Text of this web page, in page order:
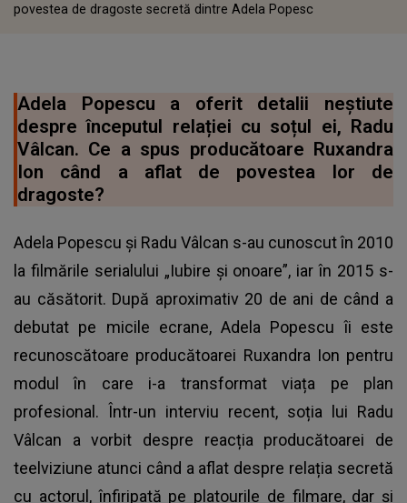
povestea de dragoste secretă dintre Adela Popesc
Adela Popescu a oferit detalii neștiute
despre începutul relației cu soțul ei, Radu
Vâlcan. Ce a spus producătoare Ruxandra
Ion când a aflat de povestea lor de
dragoste?
Adela Popescu și Radu Vâlcan s-au cunoscut în 2010
la filmările serialului „Iubire și onoare”, iar în 2015 s-
au căsătorit. După aproximativ 20 de ani de când a
debutat pe micile ecrane, Adela Popescu îi este
recunoscătoare producătoarei Ruxandra Ion pentru
modul în care i-a transformat viața pe plan
profesional. Într-un interviu recent, soția lui Radu
Vâlcan a vorbit despre reacția producătoarei de
teelviziune atunci când a aflat despre relația secretă
cu actorul, înfiripată pe platourile de filmare, dar și